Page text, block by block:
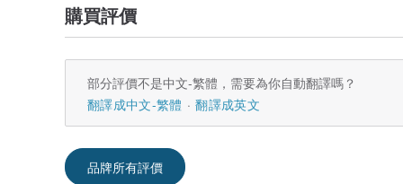
購買評價
部分評價不是中文-繁體，需要為你自動翻譯嗎？
翻譯成中文-繁體
翻譯成英文
品牌所有評價